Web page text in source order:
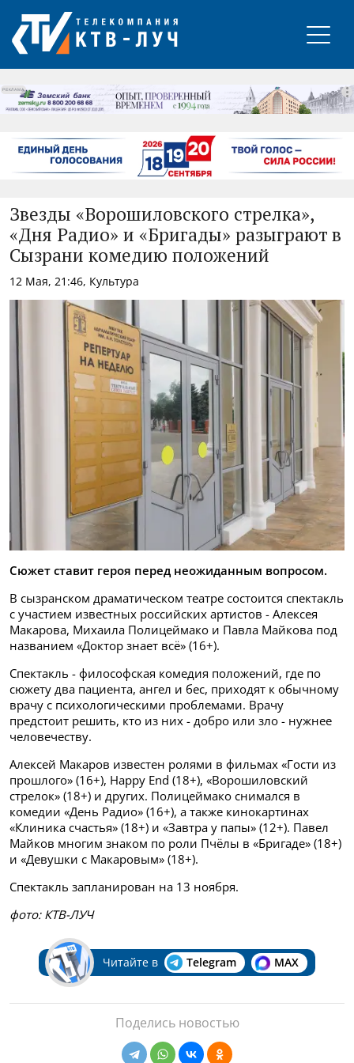
РЕКЛАМА
Звезды «Ворошиловского стрелка»,
«Дня Радио» и «Бригады» разыграют в
Сызрани комедию положений
12 Мая, 21:46, Культура
Сюжет ставит героя перед неожиданным вопросом.
В сызранском драматическом театре состоится спектакль
с участием известных российских артистов - Алексея
Макарова, Михаила Полицеймако и Павла Майкова под
названием «Доктор знает всё» (16+).
Спектакль - философская комедия положений, где по
сюжету два пациента, ангел и бес, приходят к обычному
врачу с психологическими проблемами. Врачу
предстоит решить, кто из них - добро или зло - нужнее
человечеству.
Алексей Макаров известен ролями в фильмах «Гости из
прошлого» (16+), Happy End (18+), «Ворошиловский
стрелок» (18+) и других. Полицеймако снимался в
комедии «День Радио» (16+), а также кинокартинах
«Клиника счастья» (18+) и «Завтра у папы» (12+). Павел
Майков многим знаком по роли Пчёлы в «Бригаде» (18+)
и «Девушки с Макаровым» (18+).
Спектакль запланирован на 13 ноября.
фото: КТВ-ЛУЧ
Читайте в Telegram MAX
Поделись новостью